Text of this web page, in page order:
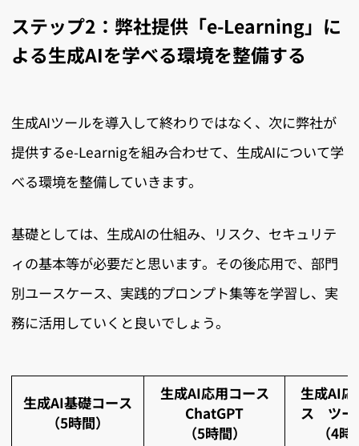
ステップ2：弊社提供「e-Learning」に
よる生成AIを学べる環境を整備する
生成AIツールを導入して終わりではなく、次に弊社が
提供するe-Learnigを組み合わせて、生成AIについて学
べる環境を整備していきます。
基礎としては、生成AIの仕組み、リスク、セキュリテ
ィの基本等が必要だと思います。その後応用で、部門
別ユースケース、実践的プロンプト集等を学習し、実
務に活用していくと良いでしょう。
生成AI基礎コース
（5時間）
生成AI応用コース
ChatGPT
（5時間）
生成AI応
ス ツー
（4